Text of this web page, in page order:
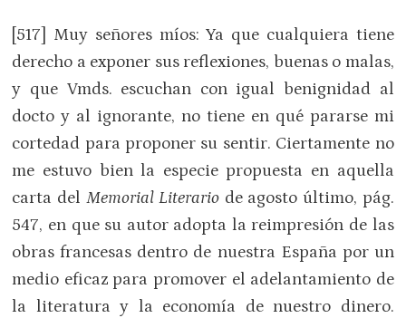
[517] Muy señores míos: Ya que cualquiera tiene
derecho a exponer sus reflexiones, buenas o malas,
y que Vmds. escuchan con igual benignidad al
docto y al ignorante, no tiene en qué pararse mi
cortedad para proponer su sentir. Ciertamente no
me estuvo bien la especie propuesta en aquella
carta del Memorial Literario de agosto último, pág.
547, en que su autor adopta la reimpresión de las
obras francesas dentro de nuestra España por un
medio eficaz para promover el adelantamiento de
la literatura y la economía de nuestro dinero.